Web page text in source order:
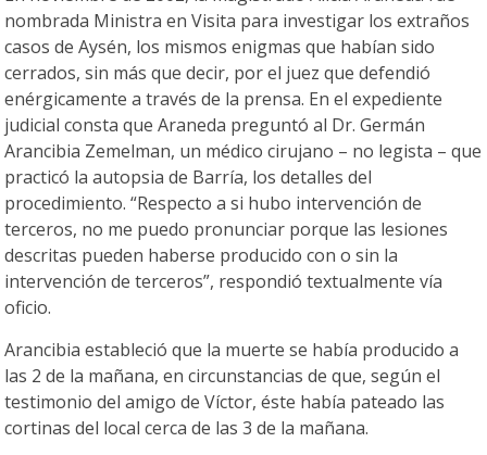
nombrada Ministra en Visita para investigar los extraños
casos de Aysén, los mismos enigmas que habían sido
cerrados, sin más que decir, por el juez que defendió
enérgicamente a través de la prensa. En el expediente
judicial consta que Araneda preguntó al Dr. Germán
Arancibia Zemelman, un médico cirujano – no legista – que
practicó la autopsia de Barría, los detalles del
procedimiento. “Respecto a si hubo intervención de
terceros, no me puedo pronunciar porque las lesiones
descritas pueden haberse producido con o sin la
intervención de terceros”, respondió textualmente vía
oficio.
Arancibia estableció que la muerte se había producido a
las 2 de la mañana, en circunstancias de que, según el
testimonio del amigo de Víctor, éste había pateado las
cortinas del local cerca de las 3 de la mañana.